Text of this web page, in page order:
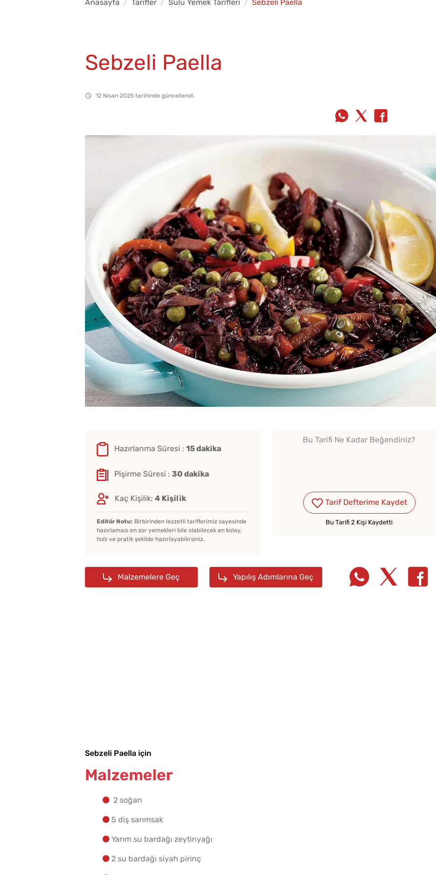
Anasayfa Tarifler Sulu Yemek Tarifleri Sebzeli Paella
Sebzeli Paella
12 Nisan 2025 tarihinde güncellendi.
Hazırlanma Süresi : 15 dakika
Pişirme Süresi : 30 dakika
Kaç Kişilik: 4 Kişilik
Editör Notu: Birbirinden lezzetli tariflerimiz sayesinde
hazırlaması en zor yemekleri bile olabilecek en kolay,
hızlı ve pratik şekilde hazırlayabilirsiniz.
Bu Tarifi Ne Kadar Beğendiniz?
Tarif Defterime Kaydet
Bu Tarifi 2 Kişi Kaydetti
Malzemelere Geç Yapılış Adımlarına Geç
Kışlık Domates Sosunun
İçine Ne Konur?
Yapmanın 4 Püf Noktası
Puf
Sebzeli Paella için
Malzemeler
2 soğan
5 diş sarımsak
Yarım su bardağı zeytinyağı
2 su bardağı siyah pirinç